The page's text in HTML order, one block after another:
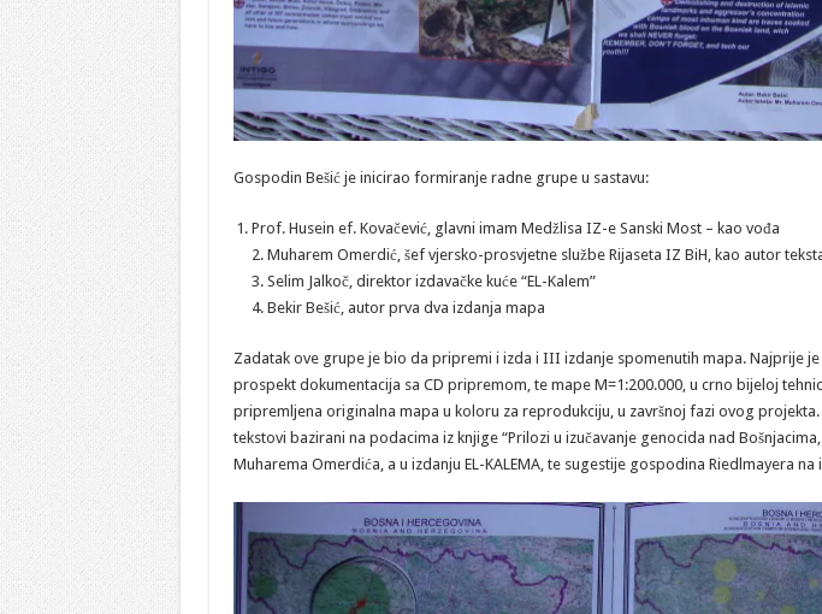
Gospodin Bešić je inicirao formiranje radne grupe u sastavu:
Prof. Husein ef. Kovačević, glavni imam Medžlisa IZ-e Sanski Most – kao vođa
2. Muharem Omerdić, šef vjersko-prosvjetne službe Rijaseta IZ BiH, kao autor
3. Selim Jalkoč, direktor izdavačke kuće “EL-Kalem”
4. Bekir Bešić, autor prva dva izdanja mapa
Zadatak ove grupe je bio da pripremi i izda i III izdanje spomenutih mapa. Najprije
prospekt dokumentacija sa CD pripremom, te mape M=1:200.000, u crno bijeloj
pripremljena originalna mapa u koloru za reprodukciju, u završnoj fazi ovog projekta.
tekstovi bazirani na podacima iz knjige “Prilozi u izučavanje genocida nad
Muharema Omerdića, a u izdanju EL-KALEMA, te sugestije gospodina Riedlmayera na